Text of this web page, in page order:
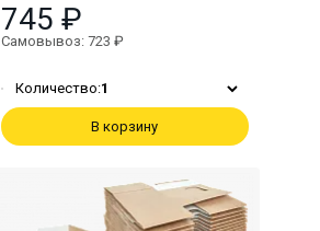
745 ₽
Самовывоз: 723 ₽
Количество:1
В корзину